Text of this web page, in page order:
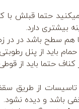
میکنید حتما قبلش
بیشتری دارد.
سطح باشد در در
باید از پنل
کناف حتما باید
از طریق
باشد و دیده نشود.